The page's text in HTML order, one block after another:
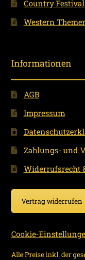
Country
Western
Informationen
AGB
Impressum
Zahlungs- und
Widerrufsrecht
Vertrag widerrufen
Cookie-
Alle Preise inkl. der